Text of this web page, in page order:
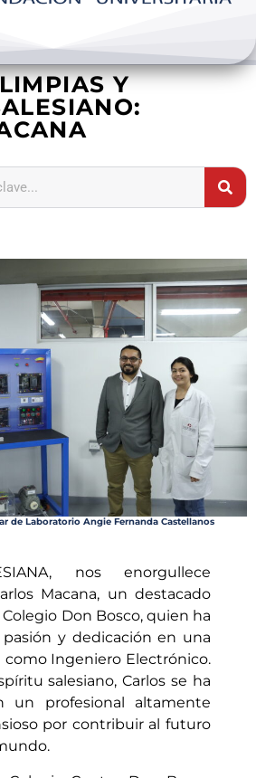
Y
de Laboratorio Angie Fernanda Castellanos
nos enorgullece
Macana, un destacado
Don Bosco, quien ha
y dedicación en una
como Ingeniero Electrónico.
salesiano, Carlos se ha
un profesional altamente
por contribuir al futuro